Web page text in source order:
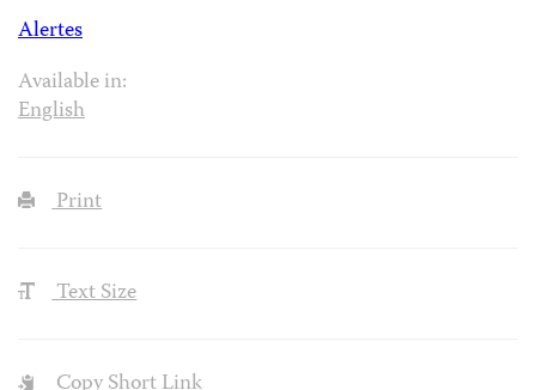
Alertes
Available in:
English
Print
Text Size